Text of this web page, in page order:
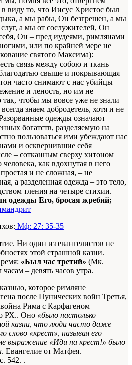
в виду то, что Иисус Христос был
а мы рабы, Он безгрешен, а мы
а мы от сослужителей, Он
Он – пред иудеями, римлянами
или по крайней мере не
святого Максима):
связь между собою и ткань
благодатью свыше и покрывающая
часто снимают с нас убийцы
и леность, но им не
так, чтобы мы вовсе уже не знали
знаем добродетель, хотя и не
одежды означают
богатств, разделяемую на
пользоваться ими убеждают нас
и осквернившие себя
– сотканным сверху хитоном
как вдохнутая в него
и не сложная, – не
а разделенная одежда – это тело,
тления на четыре стихии.
одежды Его, бросая жребий;
Мф: 27: 35-35
Ни один из евангелистов не
этой страшной казни.
«Был час третий» (Мк.
– девять часов утра.
которое римляне
после Пунических войн Третья,
Рима с Карфагеном
РХ.. Оно «было настолько
казни, что люди часто даже
слово «крест», называя его
выражение «Иди на крест!» было
. Евангелие от Матфея.
542. .